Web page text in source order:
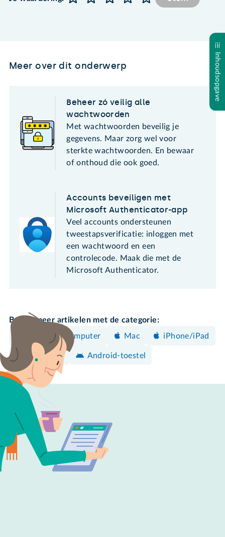
Inhoudsopgave
Meer over dit onderwerp
Beheer zó veilig alle
wachtwoorden
Met wachtwoorden beveilig je
gegevens. Maar zorg wel voor
sterkte wachtwoorden. En bewaar
of onthoud die ook goed.
Accounts beveiligen met
Microsoft Authenticator-app
Veel accounts ondersteunen
tweestapsverificatie: inloggen met
een wachtwoord en een
controlecode. Maak die met de
Microsoft Authenticator.
Bekijk meer artikelen met de categorie:
Windows-computer
Mac iPhone/iPad
Beveiligen Android-toestel